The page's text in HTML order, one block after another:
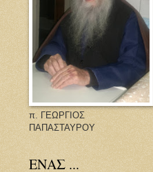
π. ΓΕΩΡΓΙΟΣ
ΠΑΠΑΣΤΑΥΡΟΥ
ΕΝΑΣ ...